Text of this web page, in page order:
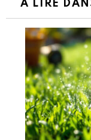
A LIRE